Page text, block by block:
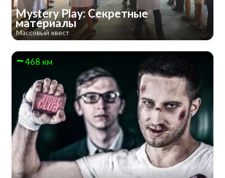
Mystery Play: Секретные
материалы
Массовый квест
468 км